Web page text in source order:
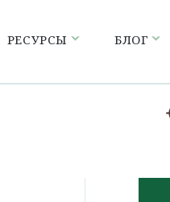
РЕСУРСЫ БЛОГ